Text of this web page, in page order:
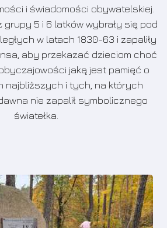
i świadomości obywatelskiej.
grupy 5 i 6 latków wybrały się pod
w latach 1830-63 i zapaliły
aby przekazać dzieciom choć
jaką jest pamięć o
najbliższych i tych, na których
nie zapalił symbolicznego
światełka.